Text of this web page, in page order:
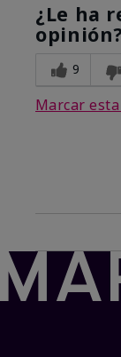
¿Le ha
9
Marcar